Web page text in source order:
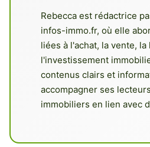
Rebecca est rédactrice
infos-immo.fr, où elle
liées à l'achat, la vente,
l'investissement
contenus clairs et
accompagner ses
immobiliers en lien avec